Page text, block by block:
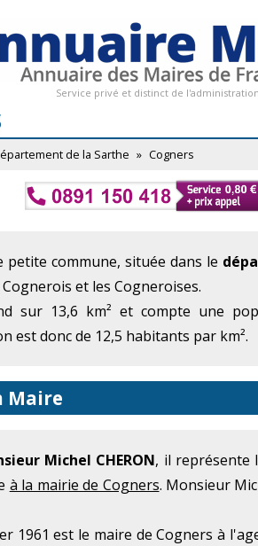
Service privé et distinct de l'administration
de la Sarthe » Cogners
petite commune, située dans le
et les Cogneroises.
sur 13,6 km² et compte une
est donc de 12,5 habitants par km².
Maire
Michel CHERON, il représente
à la mairie de Cogners. Monsieur
1961 est le maire de Cogners à